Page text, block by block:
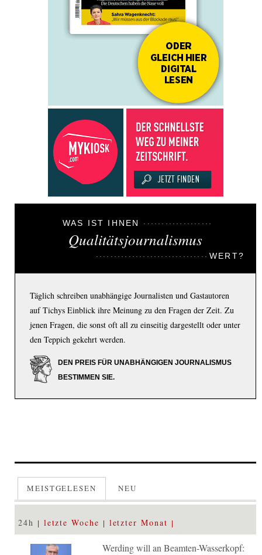
WAS IST IHNEN
Qualitätsjournalismus
WERT?
Täglich schreiben unabhängige Journalisten und Gastautoren
auf Tichys Einblick ihre Meinung zu den Fragen der Zeit. Zu
jenen Fragen, die sonst oft all zu einseitig dargestellt oder unter
den Teppich gekehrt werden.
DEN PREIS FÜR UNABHÄNGIGEN JOURNALISMUS
BESTIMMEN SIE.
MEISTGELESEN NEU
24h letzte Woche letzter Monat
Werding will an Beamten-Wasserkopf: